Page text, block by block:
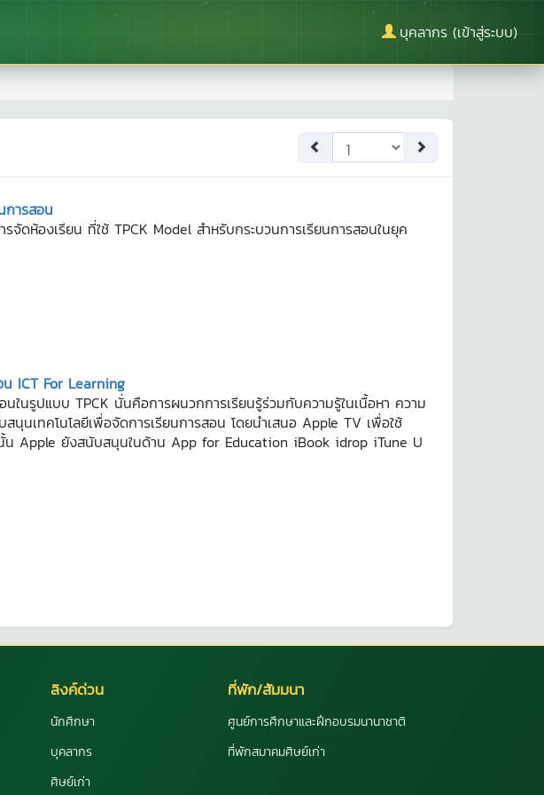
บุคลากร (เข้าสู่ระบบ)
การสอน
ดห้องเรียน ที่ใช้ TPCK Model สำหรับกระบวนการเรียนการสอนในยุค
น ICT For Learning
นในรูปแบบ TPCK นั่นคือการผนวกการเรียนรู้ร่วมกับความรู้ในเนื้อหา ความ
สนุนเทคโนโลยีเพื่อจัดการเรียนการสอน โดยนำเสนอ Apple TV เพื่อใช้
Apple ยังสนับสนุนในด้าน App for Education iBook idrop iTune U
ลิงค์ด่วน
นักศึกษา
บุคลากร
ศิษย์เก่า
ที่พัก/สัมมนา
ศูนย์การศึกษาและฝึกอบรมนานาชาติ
ที่พักสมาคมศิษย์เก่า